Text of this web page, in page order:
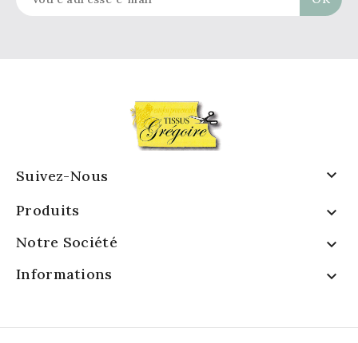
Suivez-Nous 
Produits 
Notre Société 
Informations 